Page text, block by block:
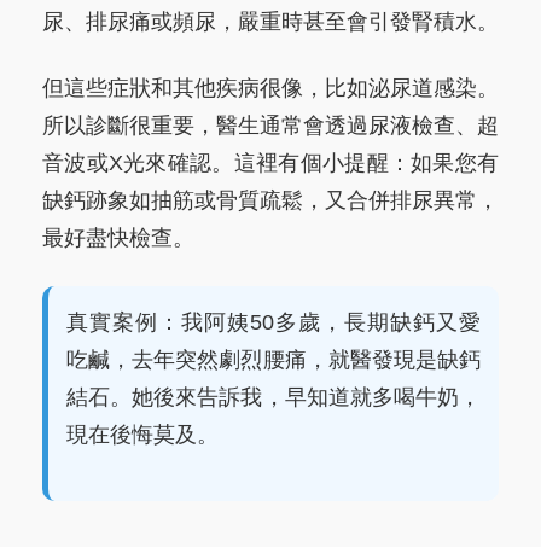
尿、排尿痛或頻尿，嚴重時甚至會引發腎積水。
但這些症狀和其他疾病很像，比如泌尿道感染。
所以診斷很重要，醫生通常會透過尿液檢查、超
音波或X光來確認。這裡有個小提醒：如果您有
缺鈣跡象如抽筋或骨質疏鬆，又合併排尿異常，
最好盡快檢查。
真實案例：我阿姨50多歲，長期缺鈣又愛
吃鹹，去年突然劇烈腰痛，就醫發現是缺鈣
結石。她後來告訴我，早知道就多喝牛奶，
現在後悔莫及。